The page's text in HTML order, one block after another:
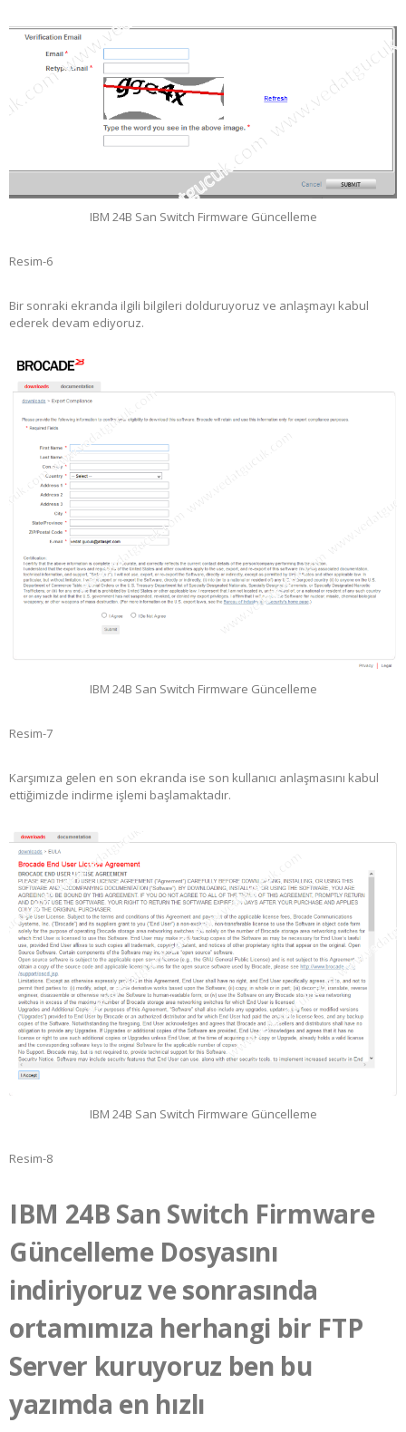
IBM 24B San Switch Firmware Güncelleme
Resim-6
Bir sonraki ekranda ilgili bilgileri dolduruyoruz ve anlaşmayı kabul
ederek devam ediyoruz.
IBM 24B San Switch Firmware Güncelleme
Resim-7
Karşımıza gelen en son ekranda ise son kullanıcı anlaşmasını kabul
ettiğimizde indirme işlemi başlamaktadır.
IBM 24B San Switch Firmware Güncelleme
Resim-8
IBM 24B San Switch Firmware
Güncelleme Dosyasını
indiriyoruz ve sonrasında
ortamımıza herhangi bir FTP
Server kuruyoruz ben bu
yazımda en hızlı